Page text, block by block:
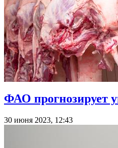
ФАО прогнозирует
30 июня 2023, 12:43